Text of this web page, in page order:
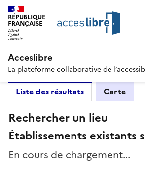
RÉPUBLIQUE
FRANÇAISE
Acceslibre
La plateforme collaborative de
Liste des résultats Carte
Rechercher un lieu
Établissements existants
En cours de chargement...